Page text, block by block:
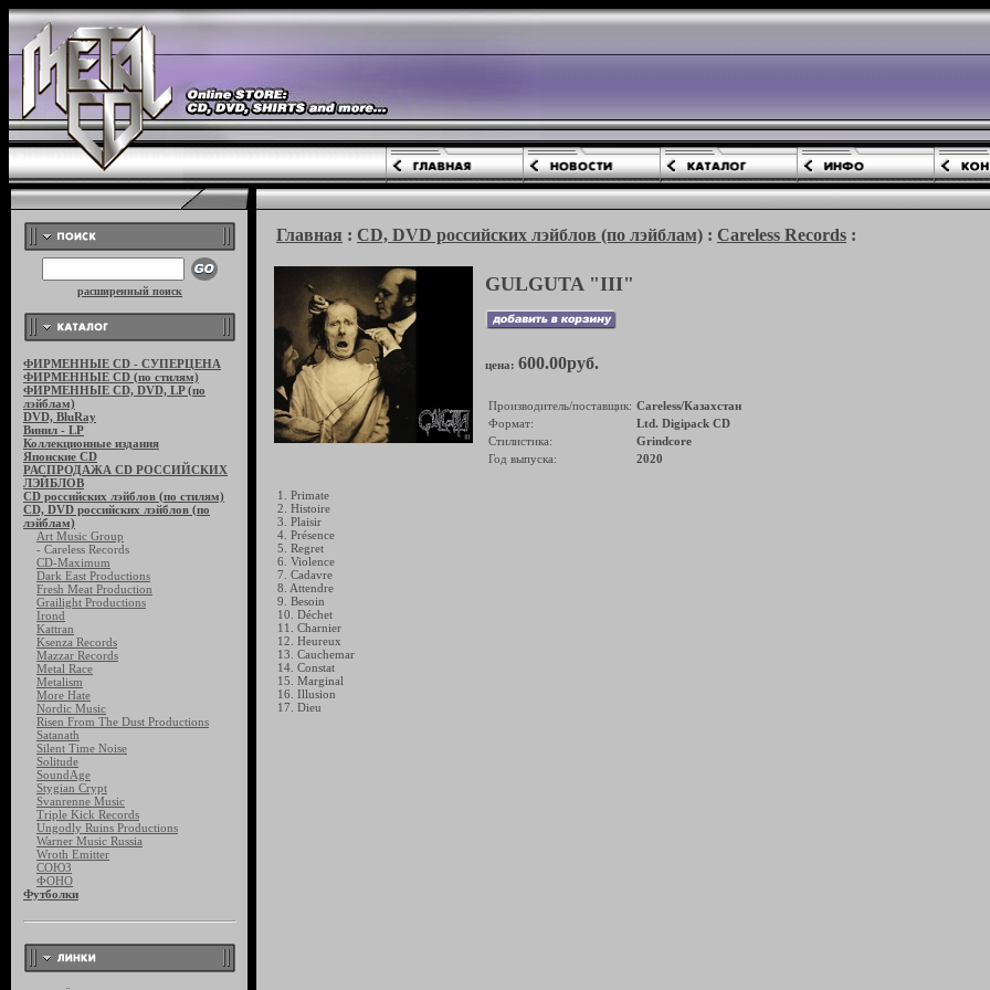
расширенный поиск
ФИРМЕННЫЕ CD - СУПЕРЦЕНА
ФИРМЕННЫЕ CD (по стилям)
ФИРМЕННЫЕ CD, DVD, LP (по
лэйблам)
DVD, BluRay
Винил - LP
Коллекционные издания
Японские CD
РАСПРОДАЖА CD РОССИЙСКИХ
ЛЭЙБЛОВ
CD российских лэйблов (по стилям)
CD, DVD российских лэйблов (по
лэйблам)
Art Music Group
- Careless Records
CD-Maximum
Dark East Productions
Fresh Meat Production
Grailight Productions
Irond
Kattran
Ksenza Records
Mazzar Records
Metal Race
Metalism
More Hate
Nordic Music
Risen From The Dust Productions
Satanath
Silent Time Noise
Solitude
SoundAge
Stygian Crypt
Svanrenne Music
Triple Kick Records
Ungodly Ruins Productions
Warner Music Russia
Wroth Emitter
СОЮЗ
ФОНО
Футболки
Главная : CD, DVD российских лэйблов (по лэйблам) : Careless Records :
GULGUTA "III"
цена: 600.00руб.
Производитель/поставщик: Careless/Казахстан
Формат:
Ltd. Digipack CD
Стилистика:
Grindcore
Год выпуска:
2020
1. Primate
2. Histoire
3. Plaisir
4. Présence
5. Regret
6. Violence
7. Cadavre
8. Attendre
9. Besoin
10. Déchet
11. Charnier
12. Heureux
13. Cauchemar
14. Constat
15. Marginal
16. Illusion
17. Dieu